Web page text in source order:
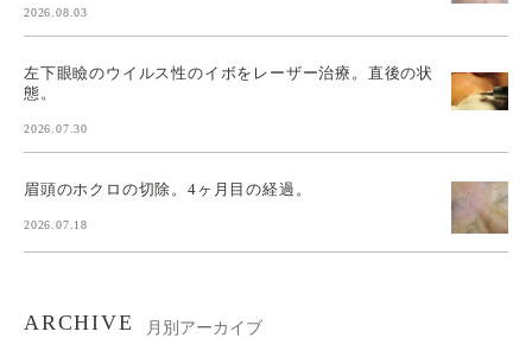
2026.08.03
左下眼瞼のウイルス性のイボをレーザー治療。直後の状
態。
2026.07.30
眉頭のホクロの切除。4ヶ月目の経過。
2026.07.18
ARCHIVE 月別アーカイブ